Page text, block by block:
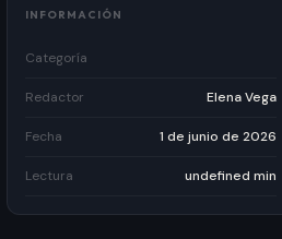
INFORMACIÓN
Categoría
Redactor Elena Vega
Fecha 1 de junio de 2026
Lectura undefined min